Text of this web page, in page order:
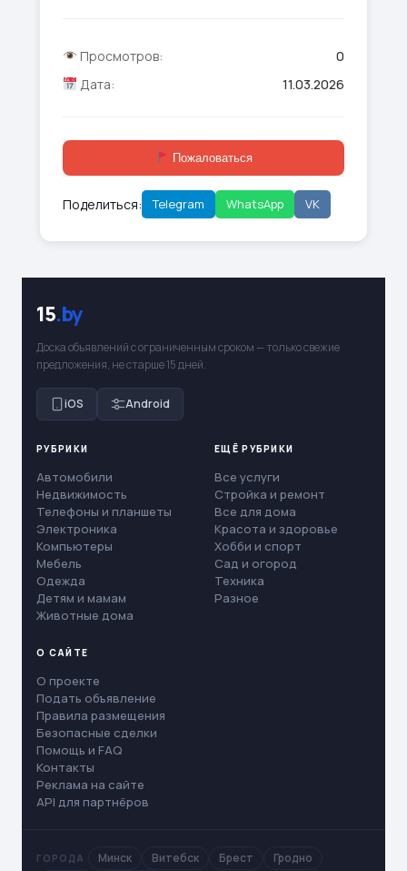
Просмотров:
0
Дата:
11.03.2026
Пожаловаться
Поделиться: Telegram WhatsApp VK
15.by
Доска объявлений с ограниченным сроком — только свежие
предложения, не старше 15 дней.
iOS Android
РУБРИКИ
Автомобили
Недвижимость
Телефоны и планшеты
Электроника
Компьютеры
Мебель
Одежда
Детям и мамам
Животные дома
ЕЩЁ РУБРИКИ
Все услуги
Стройка и ремонт
Все для дома
Красота и здоровье
Хобби и спорт
Сад и огород
Техника
Разное
О САЙТЕ
О проекте
Подать объявление
Правила размещения
Безопасные сделки
Помощь и FAQ
Контакты
Реклама на сайте
API для партнёров
ГОРОДА Минск Витебск Брест Гродно